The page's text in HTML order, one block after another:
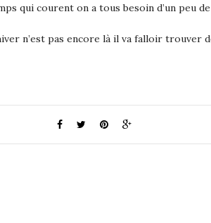
qui courent on a tous besoin d’un peu
n’est pas encore là il va falloir trouver